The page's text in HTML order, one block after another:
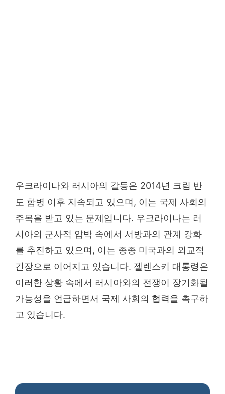
우크라이나와 러시아의 갈등은 2014년 크림 반
도 합병 이후 지속되고 있으며, 이는 국제 사회의
주목을 받고 있는 문제입니다. 우크라이나는 러
시아의 군사적 압박 속에서 서방과의 관계 강화
를 추진하고 있으며, 이는 종종 미국과의 외교적
긴장으로 이어지고 있습니다. 젤렌스키 대통령은
이러한 상황 속에서 러시아와의 전쟁이 장기화될
가능성을 언급하면서 국제 사회의 협력을 촉구하
고 있습니다.